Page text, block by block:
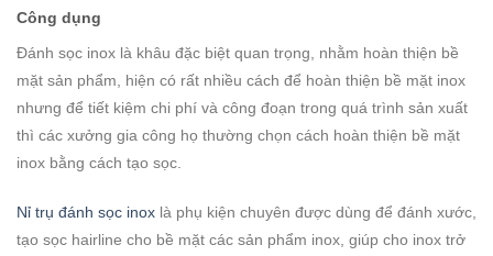
Công dụng
Đánh sọc inox là khâu đặc biệt quan trọng, nhằm hoàn thiện bề
mặt sản phẩm, hiện có rất nhiều cách để hoàn thiện bề mặt inox
nhưng để tiết kiệm chi phí và công đoạn trong quá trình sản xuất
thì các xưởng gia công họ thường chọn cách hoàn thiện bề mặt
inox bằng cách tạo sọc.
Nỉ trụ đánh sọc inox là phụ kiện chuyên được dùng để đánh xước,
tạo sọc hairline cho bề mặt các sản phẩm inox, giúp cho inox trở